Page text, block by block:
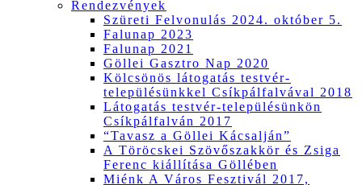
Rendezvények
Szüreti Felvonulás 2024. október 5.
Falunap 2023
Falunap 2021
Göllei Gasztro Nap 2020
Kölcsönös látogatás testvér-
településünkkel Csíkpálfalvával 2018
Látogatás testvér-településünkön
Csíkpálfalván 2017
“Tavasz a Göllei Kácsalján”
A Töröcskei Szövőszakkör és Zsiga
Ferenc kiállítása Göllében
Miénk A Város Fesztivál 2017,